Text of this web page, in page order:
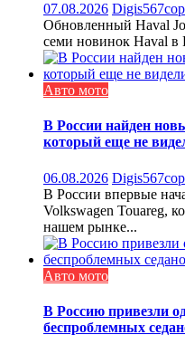
07.08.2026
Обновленный Haval
семи новинок Haval в
Авто мото
В России найден
который еще не
06.08.2026
В России впервые
Volkswagen Touareg,
нашем рынке...
Авто мото
В Россию привезли
беспроблемных